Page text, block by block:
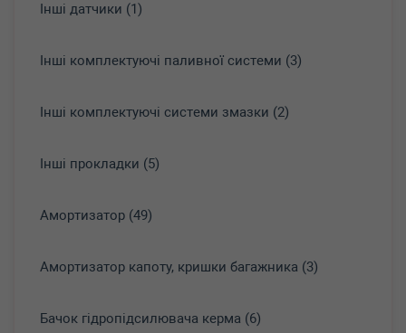
Інші датчики (1)
Інші комплектуючі паливної системи (3)
Інші комплектуючі системи змазки (2)
Інші прокладки (5)
Амортизатор (49)
Амортизатор капоту, кришки багажника (3)
Бачок гідропідсилювача керма (6)